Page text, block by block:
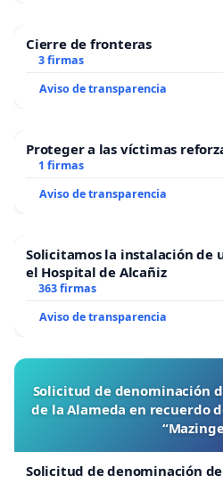
Cierre de fronteras
3 firmas
Aviso de transparencia
Proteger a las víctimas
1 firmas
Aviso de transparencia
Solicitamos la instalación de
el Hospital de Alcañiz
363 firmas
Aviso de transparencia
Solicitud de denominación
de la Alameda en recuerdo
Solicitud de denominación